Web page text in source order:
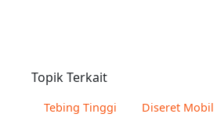
Topik Terkait
Tebing Tinggi
Diseret Mobil